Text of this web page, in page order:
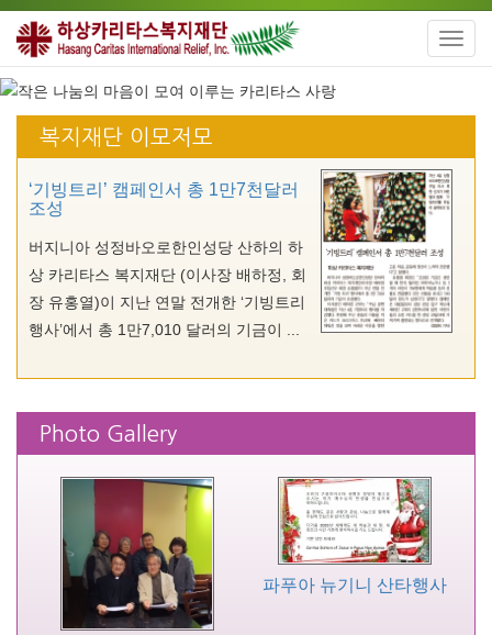
복지재단 이모저모
‘기빙트리’ 캠페인서 총 1만7천달러
조성
버지니아 성정바오로한인성당 산하의 하
상 카리타스 복지재단 (이사장 배하정, 회
장 유홍열)이 지난 연말 전개한 ‘기빙트리
행사’에서 총 1만7,010 달러의 기금이 ...
Photo Gallery
파푸아 뉴기니 산타행사